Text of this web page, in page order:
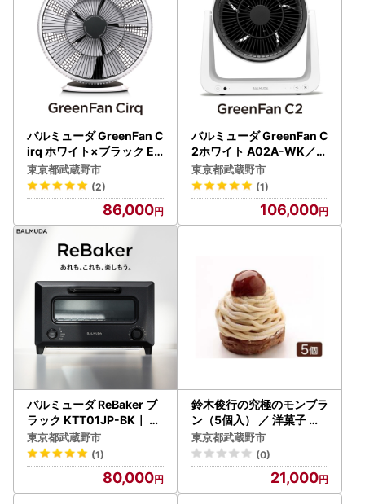
バルミューダ GreenFan C
irq ホワイト×ブラック EG
F-3400-WK／JP ｜ BAL
MUDA サーキュレーター
首振り コンパクト 空気循
環 送風 大風量 衣類乾燥 リ
モコン 家電 おしゃれ リビ
ング コードレス
東京都武蔵野市
(2)
86,000
バルミューダ GreenFan C
2ホワイト A02A-WK／J
P ｜ BALMUDA サーキュ
レーター コンパクト 空気
循環 送風 脱臭 高性能 持ち
運び 衣類乾燥 リモコン 家
電 おしゃれ リビング コー
東京都武蔵野市
(1)
106,000
バルミューダ ReBaker ブ
ラック KTT01JP-BK｜ B
ALMUDA 選べるカラー ト
ースター リベイク フライ
ド オーブン おしゃれ 家電
東京都武蔵野市
(1)
80,000
鈴木俊行の究極のモンブラ
ン（5個入） ／ 洋菓子 デ
ザート ケーキ 栗 マロン 東
京都
東京都武蔵野市
(0)
21,000